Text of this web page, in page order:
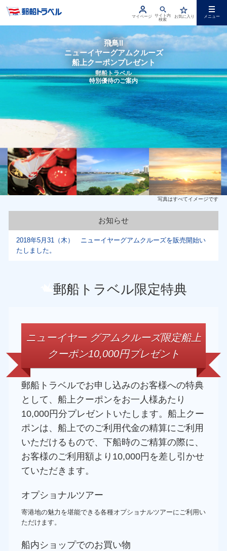
お気に入り
サイト内
検索
マイページ メニュー
飛鳥II
ニューイヤーグアムクルーズ
船上クーポンプレゼント
郵船トラベル
特別優待のご案内
写真はすべてイメージです
お知らせ
2018年5月31（木） ニューイヤーグアムクルーズを販売開始い
たしました。
郵船トラベル限定特典
ニューイヤー グアムクルーズ限定船上
クーポン10,000円プレゼント
郵船トラベルでお申し込みのお客様への特典
として、船上クーポンをお一人様あたり
10,000円分プレゼントいたします。船上クー
ポンは、船上でのご利用代金の精算にご利用
いただけるもので、下船時のご精算の際に、
お客様のご利用額より10,000円を差し引かせ
ていただきます。
オプショナルツアー
寄港地の魅力を堪能できる各種オプショナルツアーにご利用い
ただけます。
船内ショップでのお買い物